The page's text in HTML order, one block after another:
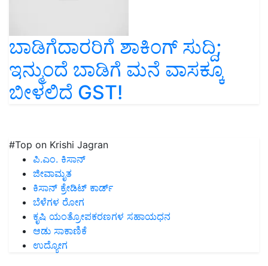
ಬಾಡಿಗೆದಾರರಿಗೆ ಶಾಕಿಂಗ್‌ ಸುದ್ದಿ;
ಇನ್ಮುಂದೆ ಬಾಡಿಗೆ ಮನೆ ವಾಸಕ್ಕೂ
ಬೀಳಲಿದೆ GST!
#Top on Krishi Jagran
ಪಿ.ಎಂ. ಕಿಸಾನ್
ಜೀವಾಮೃತ
ಕಿಸಾನ್ ಕ್ರೇಡಿಟ್ ಕಾರ್ಡ್
ಬೆಳೆಗಳ ರೋಗ
ಕೃಷಿ ಯಂತ್ರೋಪಕರಣಗಳ ಸಹಾಯಧನ
ಆಡು ಸಾಕಾಣಿಕೆ
ಉದ್ಯೋಗ